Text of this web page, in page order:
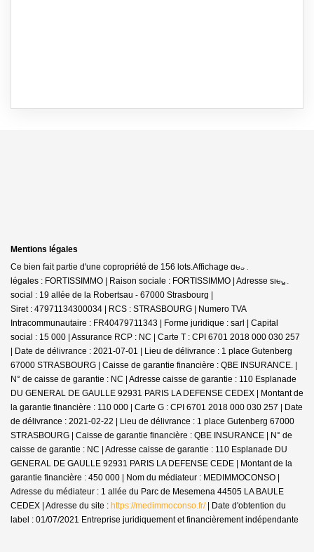
Mentions légales
Ce bien fait partie d'une copropriété de 156 lots.Affichage des informations
légales : FORTISSIMMO | Raison sociale : FORTISSIMMO | Adresse siège
social : 19 allée de la Robertsau - 67000 Strasbourg |
Siret : 47971134300034 | RCS : STRASBOURG | Numero TVA
Intracommunautaire : FR40479711343 | Forme juridique : sarl | Capital
social : 15 000 | Assurance RCP : NC | Carte T : CPI 6701 2018 000 030 257
| Date de délivrance : 2021-07-01 | Lieu de délivrance : 1 place Gutenberg
67000 STRASBOURG | Caisse de garantie financière : QBE INSURANCE. |
N° de caisse de garantie : NC | Adresse caisse de garantie : 110 Esplanade
DU GENERAL DE GAULLE 92931 PARIS LA DEFENSE CEDEX | Montant de
la garantie financière : 110 000 | Carte G : CPI 6701 2018 000 030 257 | Date
de délivrance : 2021-02-22 | Lieu de délivrance : 1 place Gutenberg 67000
STRASBOURG | Caisse de garantie financière : QBE INSURANCE | N° de
caisse de garantie : NC | Adresse caisse de garantie : 110 Esplanade DU
GENERAL DE GAULLE 92931 PARIS LA DEFENSE CEDE | Montant de la
garantie financière : 450 000 | Nom du médiateur : MEDIMMOCONSO |
Adresse du médiateur : 1 allée du Parc de Mesemena 44505 LA BAULE
CEDEX | Adresse du site : https://medimmoconso.fr/| Date d'obtention du
label : 01/07/2021 Entreprise juridiquement et financièrement indépendante